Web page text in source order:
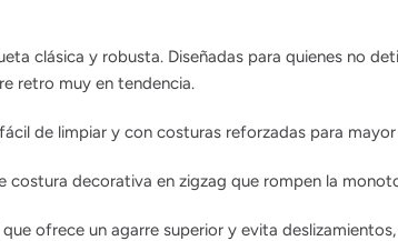
clásica y robusta. Diseñadas para quienes no
retro muy en tendencia.
de limpiar y con costuras reforzadas para
costura decorativa en zigzag que rompen la
ofrece un agarre superior y evita